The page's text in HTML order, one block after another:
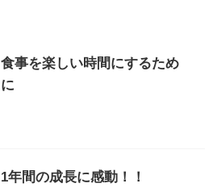
食事を楽しい時間にするため
に
1年間の成長に感動！！